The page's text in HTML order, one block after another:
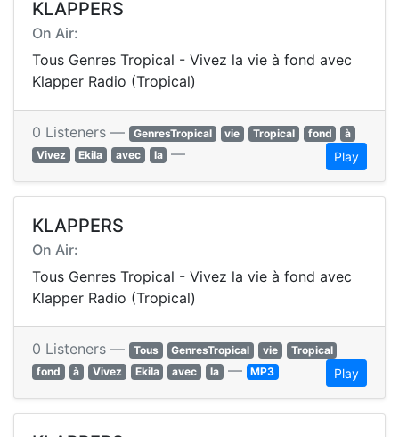
KLAPPERS
On Air:
Tous Genres Tropical - Vivez la vie à fond avec
Klapper Radio (Tropical)
0 Listeners — GenresTropical vie Tropical fond
à
Vivez
Ekila avec la — Play
KLAPPERS
On Air:
Tous Genres Tropical - Vivez la vie à fond avec
Klapper Radio (Tropical)
0 Listeners — Tous GenresTropical vie
Tropical
fond
à Vivez Ekila avec la — MP3 Play